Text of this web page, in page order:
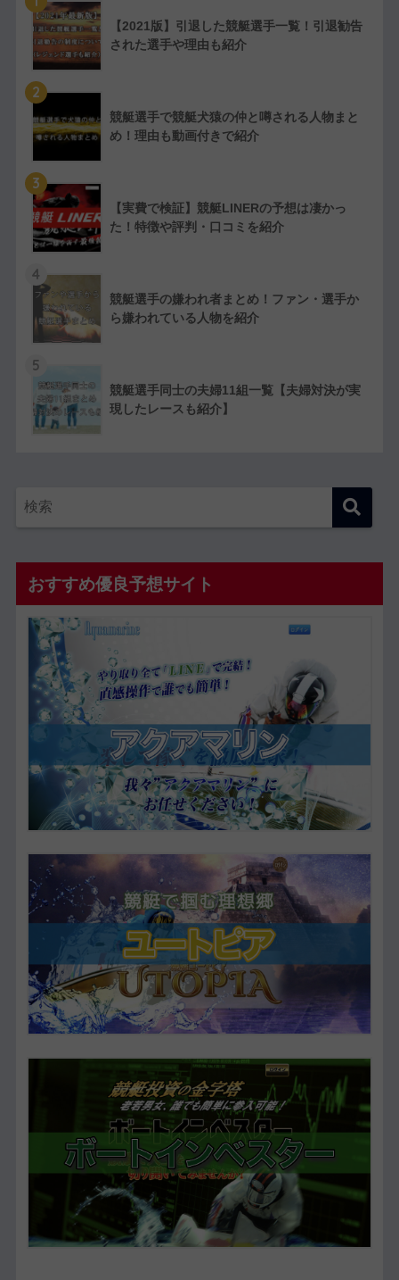
【2021版】引退した競艇選手一覧！引退勧告
された選手や理由も紹介
2
競艇選手で競艇犬猿の仲と噂される人物まと
め！理由も動画付きで紹介
3
【実費で検証】競艇LINERの予想は凄かっ
た！特徴や評判・口コミを紹介
4
競艇選手の嫌われ者まとめ！ファン・選手か
ら嫌われている人物を紹介
5
競艇選手同士の夫婦11組一覧【夫婦対決が実
現したレースも紹介】
おすすめ優良予想サイト